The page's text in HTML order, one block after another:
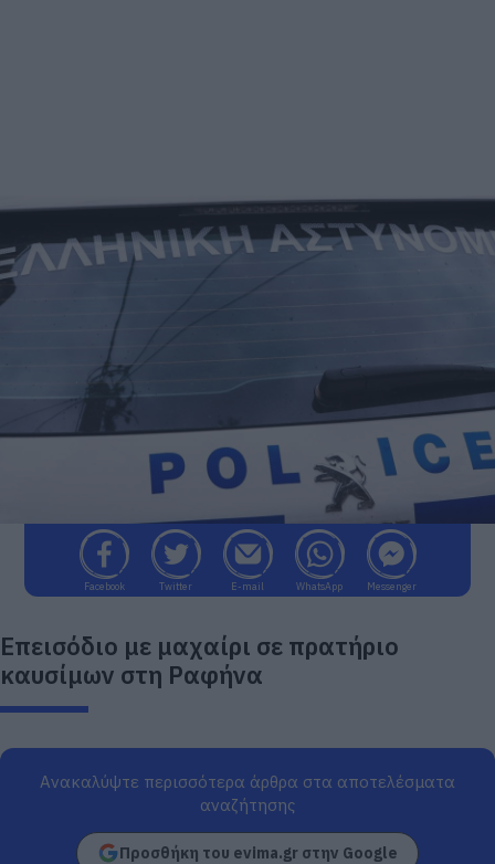
Facebook Twitter E-mail WhatsApp Messenger
Επεισόδιο με μαχαίρι σε πρατήριο
καυσίμων στη Ραφήνα
Ανακαλύψτε περισσότερα άρθρα στα αποτελέσματα
αναζήτησης
Προσθήκη του evima.gr στην Google